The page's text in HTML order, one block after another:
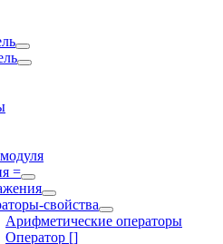
=
свойства
Арифметические операторы
Оператор []